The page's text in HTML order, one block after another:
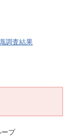
調査結果
プ